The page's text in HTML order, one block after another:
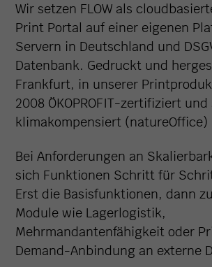
Wir setzen FLOW als
Print Portal auf einer eigenen
Servern in Deutschland und
Datenbank. Gedruckt und
Frankfurt, in unserer
2008 ÖKOPROFIT-zertifiziert und
klimakompensiert (natureOffice)
Bei Anforderungen an
sich Funktionen Schritt für
Erst die Basisfunktionen, dann
Module wie Lagerlogistik,
Mehrmandantenfähigkeit oder
Demand-Anbindung an externe